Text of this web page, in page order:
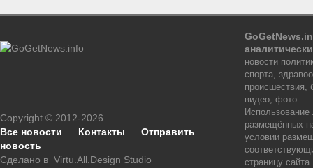
Copyright © 2012-2026
Все новости
Контакты
Отправить
новость
Сделано в Virtu.All.Design Studio
новости
спорта,
происшествия,
видео, фото.
размещённых
условии
страницу сайта.